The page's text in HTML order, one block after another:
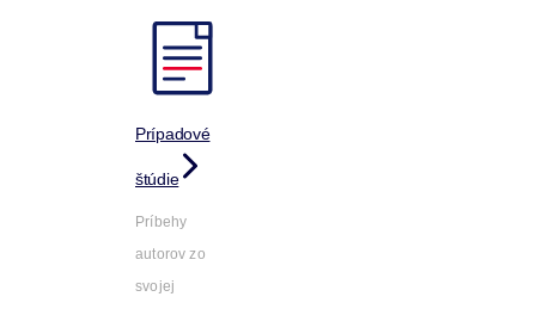
Prípadové
štúdie
Príbehy
autorov zo
svojej